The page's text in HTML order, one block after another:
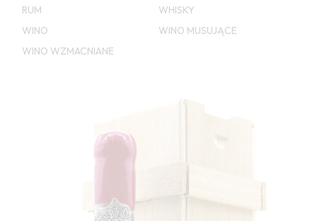
RUM
WHISKY
WINO
WINO MUSUJĄCE
WINO WZMACNIANE